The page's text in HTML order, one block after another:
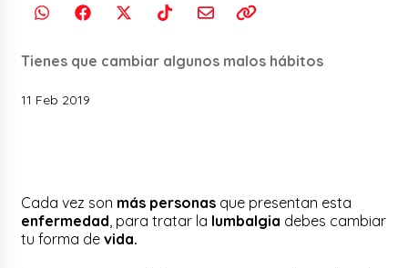
Tienes que cambiar algunos malos hábitos
11 Feb 2019
Cada vez son más personas que presentan esta
enfermedad , para tratar la lumbalgia debes cambiar
tu forma devida.